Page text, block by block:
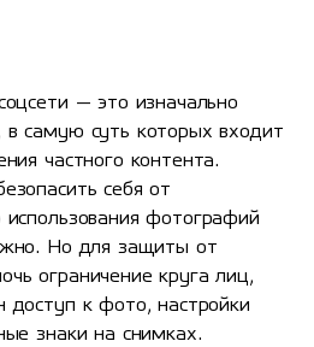
— это изначально
самую суть которых входит
частного контента.
себя от
использования фотографий
Но для защиты от
ограничение круга лиц,
доступ к фото, настройки
знаки на снимках.